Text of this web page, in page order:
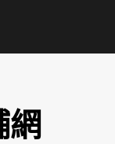
網